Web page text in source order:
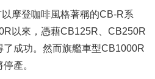
摩登咖啡風格著稱的CB-R系
以來，憑藉CB125R、CB250R
成功。然而旗艦車型CB1000R
產。